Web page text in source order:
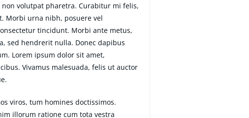
volutpat pharetra. Curabitur mi felis,
Morbi urna nibh, posuere vel
tincidunt. Morbi ante metus,
sed hendrerit nulla. Donec dapibus
Lorem ipsum dolor sit amet,
Vivamus malesuada, felis ut auctor
viros, tum homines doctissimos.
illorum ratione cum tota vestra